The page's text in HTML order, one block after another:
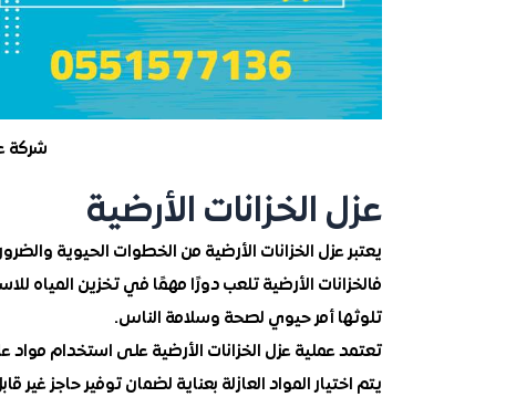
شركة
عزل الخزانات الأرضية
يعتبر عزل الخزانات الأرضية من الخطوات الحيوية
فالخزانات الأرضية تلعب دورًا مهمًا في تخزين المياه
تلوثها أمر حيوي لصحة وسلامة الناس.
تعتمد عملية عزل الخزانات الأرضية على استخدام مواد
يتم اختيار المواد العازلة بعناية لضمان توفير حاجز